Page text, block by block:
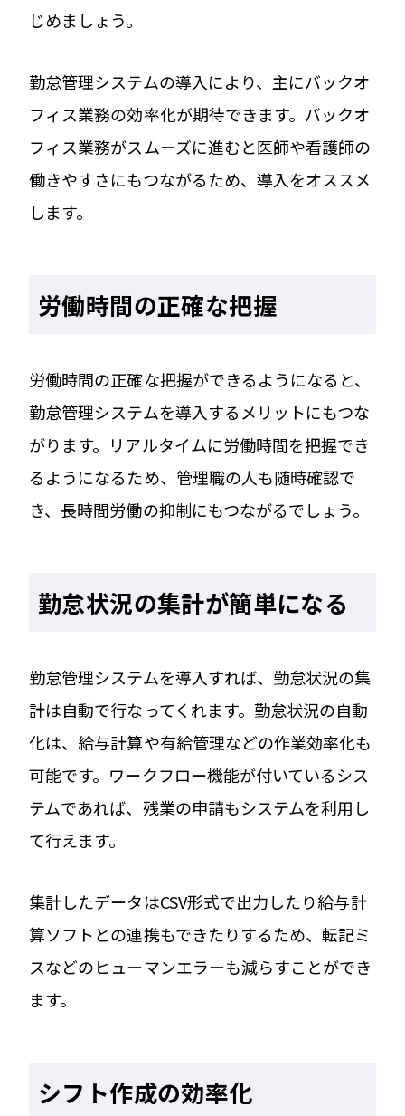
じめましょう。
勤怠管理システムの導入により、主にバックオ
フィス業務の効率化が期待できます。バックオ
フィス業務がスムーズに進むと医師や看護師の
働きやすさにもつながるため、導入をオススメ
します。
労働時間の正確な把握
労働時間の正確な把握ができるようになると、
勤怠管理システムを導入するメリットにもつな
がります。リアルタイムに労働時間を把握でき
るようになるため、管理職の人も随時確認で
き、長時間労働の抑制にもつながるでしょう。
勤怠状況の集計が簡単になる
勤怠管理システムを導入すれば、勤怠状況の集
計は自動で行なってくれます。勤怠状況の自動
化は、給与計算や有給管理などの作業効率化も
可能です。ワークフロー機能が付いているシス
テムであれば、残業の申請もシステムを利用し
て行えます。
集計したデータはCSV形式で出力したり給与計
算ソフトとの連携もできたりするため、転記ミ
スなどのヒューマンエラーも減らすことができ
ます。
シフト作成の効率化